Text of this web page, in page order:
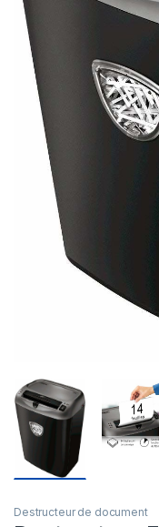
Destructeur de document